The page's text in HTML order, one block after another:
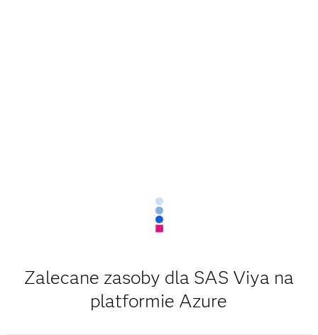
Zalecane zasoby dla SAS Viya na
platformie Azure